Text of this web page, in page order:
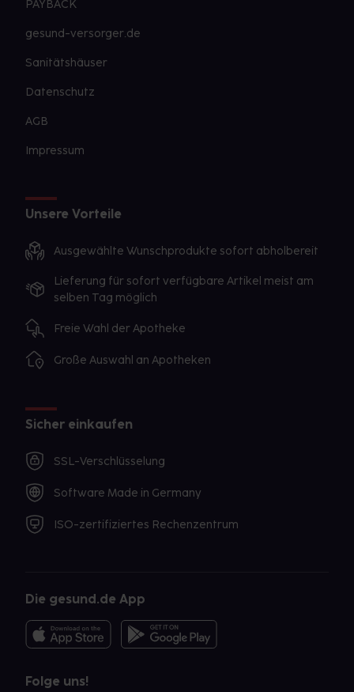
PAYBACK
gesund-versorger.de
Sanitätshäuser
Datenschutz
AGB
Impressum
Unsere Vorteile
Ausgewählte Wunschprodukte sofort abholbereit
Lieferung für sofort verfügbare Artikel meist am
selben Tag möglich
Freie Wahl der Apotheke
Große Auswahl an Apotheken
Sicher einkaufen
SSL-Verschlüsselung
Software Made in Germany
ISO-zertifiziertes Rechenzentrum
Die gesund.de App
Folge uns!